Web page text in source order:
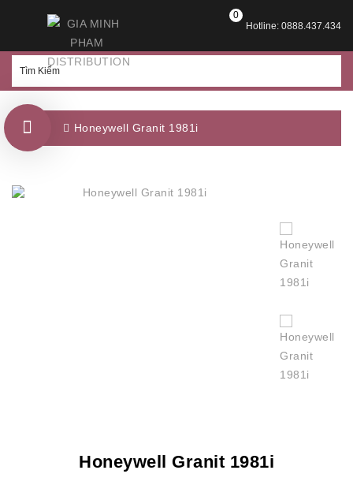
Hotline: 0888.437.434
0
Honeywell Granit 1981i
Honeywell Granit 1981i